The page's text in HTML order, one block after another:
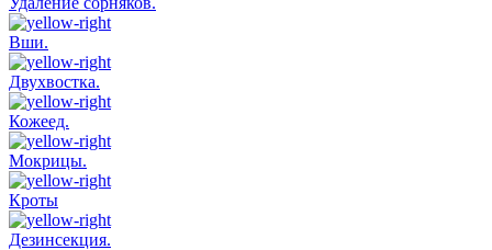
Вши.
Двухвостка.
Кожеед.
Мокрицы.
Кроты
Дезинсекция.